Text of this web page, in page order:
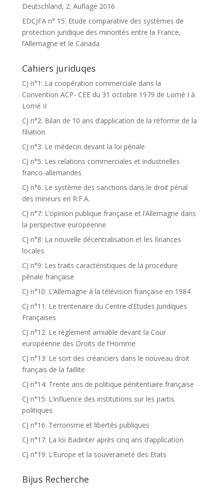
Deutschland, 2. Auflage 2016
EDCJFA n° 15: Etude comparative des systèmes de
protection juridique des minorités entre la France,
l’Allemagne et le Canada
Cahiers juriduqes
CJ n°1: La coopération commerciale dans la
Convention ACP- CEE du 31 octobre 1979 de Lomé I à
Lomé II
CJ n°2: Bilan de 10 ans d’application de la réforme de la
filiation
CJ n°3: Le médecin devant la loi pénale
CJ n°5: Les relations commerciales et industrielles
franco-allemandes
CJ n°6: Le système des sanctions dans le droit pénal
des mineurs en R.F.A.
CJ n°7: L’opinion publique française et l’Allemagne dans
la perspective européenne
CJ n°8: La nouvelle décentralisation et les finances
locales
CJ n°9: Les traits caractéristiques de la procedure
pénale française
CJ n°10: L’Allemagne à la télévision française en 1984
CJ n°11: Le trentenaire du Centre d’Etudes Juridiques
Françaises
CJ n°12: Le règlement amiable devant la Cour
européenne des Droits de l’Homme
CJ n°13: Le sort des créanciers dans le nouveau droit
français de la faillite
CJ n°14: Trente ans de politique pénitentiaire française
CJ n°15: L’influence des institutions sur les partis
politiques
CJ n°16: Terrorisme et libertés publiques
CJ n°17: La loi Badinter après cinq ans d’application
CJ n°19: L’Europe et la souveraineté des Etats
Bijus Recherche